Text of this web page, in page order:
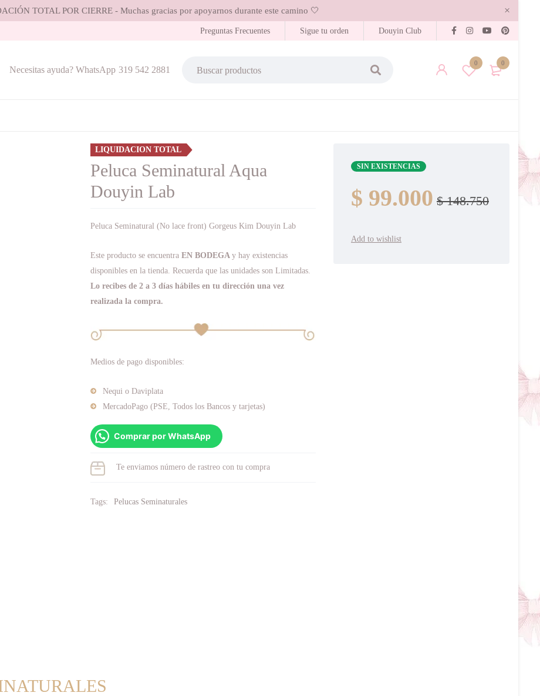
TOTAL POR CIERRE - Muchas gracias por apoyarnos durante este camino 🤍
Preguntas Frecuentes Sigue tu orden Douyin Club
0
0
Necesitas ayuda? WhatsApp 319 542 2881
LIQUIDACION TOTAL
Peluca Seminatural Aqua
Douyin Lab
Peluca Seminatural (No lace front) Gorgeus Kim Douyin Lab
Este producto se encuentra EN BODEGA y hay existencias
disponibles en la tienda. Recuerda que las unidades son Limitadas.
Lo recibes de 2 a 3 días hábiles en tu dirección una vez
realizada la compra.
Medios de pago disponibles:
Nequi o Daviplata
MercadoPago (PSE, Todos los Bancos y tarjetas)
Comprar por WhatsApp
Te enviamos número de rastreo con tu compra
SIN EXISTENCIAS
$148.750
$ 99.000
Tags: Pelucas Seminaturales